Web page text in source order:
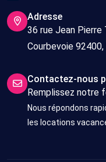
Adresse
36 rue Jean Pierre
Courbevoie 92400,
Contactez-nous
Remplissez notre
Nous répondons
les locations